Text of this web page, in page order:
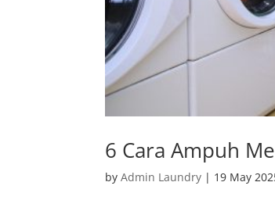
6 Cara Ampuh
byAdmin Laundry | 19 May